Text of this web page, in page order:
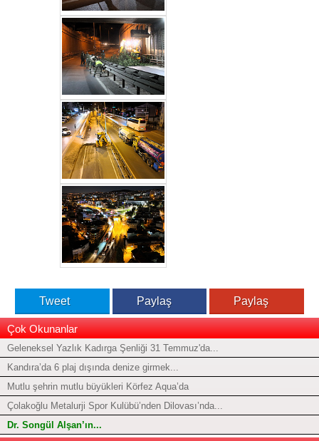
Tweet Paylaş Paylaş
Çok Okunanlar
Geleneksel Yazlık Kadırga Şenliği 31 Temmuz'da...
Kandıra’da 6 plaj dışında denize girmek...
Mutlu şehrin mutlu büyükleri Körfez Aqua’da
Çolakoğlu Metalurji Spor Kulübü’nden Dilovası’nda...
Dr. Songül Alşan’ın...